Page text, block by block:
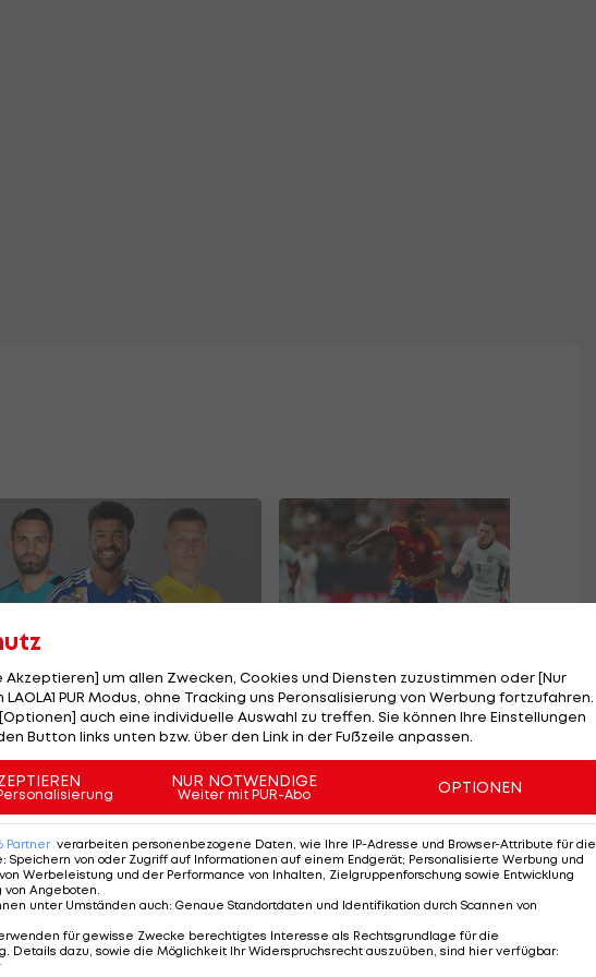
teuersten ÖFB-
der
Olympiasieger vor
Wechsel zu Arsenal
Premier League
Akzeptieren] um allen Zwecken, Cookies und Diensten zuzustimmen oder [Nur
PUR Modus, ohne Tracking uns Peronsalisierung von Werbung fortzufahren.
auch eine individuelle Auswahl zu treffen. Sie können Ihre Einstellungen
Button links unten bzw. über den Link in der Fußzeile anpassen.
NUR NOTWENDIGE
Weiter mit PUR-Abo OPTIONEN
Partner verarbeiten personenbezogene Daten, wie Ihre IP-Adresse und Browser-Attribute für die
: Speichern von oder Zugriff auf Informationen auf einem Endgerät; Personalisierte Werbung und
Werbeleistung und der Performance von Inhalten, Zielgruppenforschung sowie Entwicklung
von Angeboten.
unter Umständen auch: Genaue Standortdaten und Identifikation durch Scannen von
für gewisse Zwecke berechtigtes Interesse als Rechtsgrundlage für die
Details dazu, sowie die Möglichkeit Ihr Widerspruchsrecht auszuüben, sind hier verfügbar: